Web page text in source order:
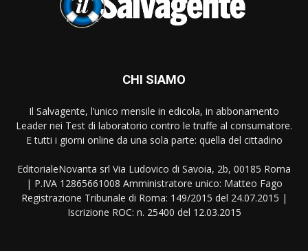
CHI SIAMO
Il Salvagente, l’unico mensile in edicola, in abbonamento
Leader nei Test di laboratorio contro le truffe al consumatore.
E tutti i giorni online da una sola parte: quella del cittadino
EditorialeNovanta srl Via Ludovico di Savoia, 2b, 00185 Roma
| P.IVA 12865661008 Amministratore unico: Matteo Fago
Registrazione Tribunale di Roma: 149/2015 del 24.07.2015 |
Iscrizione ROC: n. 25400 del 12.03.2015